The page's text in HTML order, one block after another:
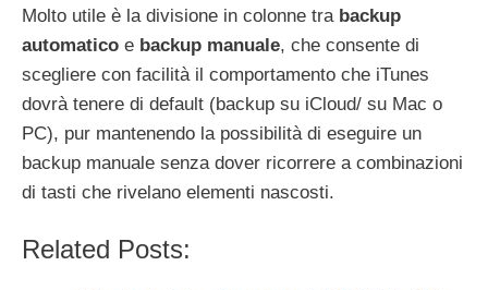
Molto utile è la divisione in colonne tra backup
automatico e backup manuale, che consente di
scegliere con facilità il comportamento che iTunes
dovrà tenere di default (backup su iCloud/ su Mac o
PC), pur mantenendo la possibilità di eseguire un
backup manuale senza dover ricorrere a combinazioni
di tasti che rivelano elementi nascosti.
Related Posts: